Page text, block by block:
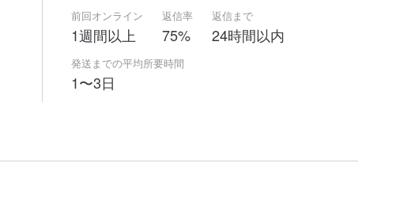
前回オンライン
1週間以上
返信率
75%
返信まで
24時間以内
発送までの平均所要時間
1〜3日